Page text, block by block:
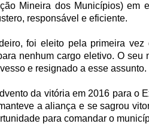
Mineira dos Municípios) em
responsável e eficiente.
foi eleito pela primeira
nenhum cargo eletivo. O
e resignado a esse assunto.
da vitória em 2016 para o
a aliança e se sagrou
para comandar o